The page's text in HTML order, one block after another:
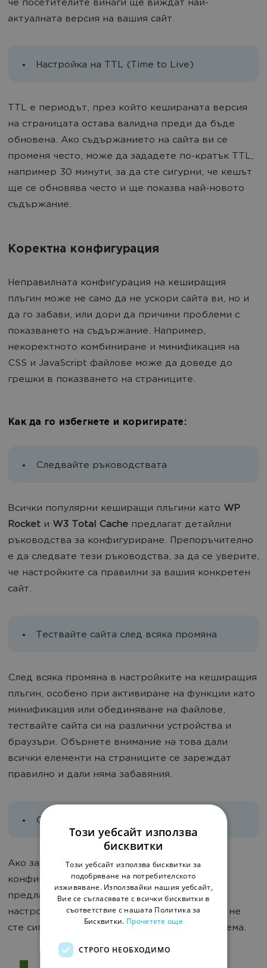
че посетителите винаги ще виждат най-
актуалната версия на вашия сайт.
Настройка на TTL (Time to Live)
TTL е периодът, през който кешираната версия
на страницата остава валидна преди да бъде
обновена. Ако съдържанието на сайта ви се
променя често, може да зададете по-кратък TTL,
например 30 минути, за да сте сигурни, че кешът
ще се обновява често и ще показва най-новото
съдържание.
Коректна конфигурация
Неправилната конфигурация на кеширащия
плъгин може не само да не ускори сайта ви, но и
да го забави, или дори да причини проблеми с
показването на съдържание. Например,
некоректното комбиниране и минификация на
CSS и JavaScript файлове може да доведе до
грешки в показването на страниците.
Как да го избегнете и коригирате:
Следвайте ръководствата
Всички популярни кеширащи плъгини като WP
Rocket и W3 Total Cache предлагат детайлни
ръководства за конфигуриране. Препоръчително
е да следвате тези ръководства, за да се уверите,
че настройките са правилни за вашия конкретен
сайт.
Тествайте сайта след всяка промяна
След всяка промяна в настройките на кеширащия
плъгин, особено при активиране на функции като
минификация или обединяване на файлове,
тествайте сайта си на различни устройства и
браузъри. Обърнете внимание на това дали
всички елементи на страниците се зареждат
правилно и дали няма забавяния.
Обратно към началните настройки
Ако забележите проблеми след промени в
конфигурацията, много кеширащи плъгини
предлагат опция за връщане към началните
настройки. Това може да бъде полезно, ако не
сте сигурни коя промяна е довела до проблема.
Този уебсайт използва
бисквитки
Този уебсайт използва бисквитки за
подобряване на потребителското
изживяване. Използвайки нашия уебсайт,
Вие се съгласявате с всички бисквитки в
съответствие с нашата Политика за
Бисквитки. Прочетете още
СТРОГО НЕОБХОДИМО